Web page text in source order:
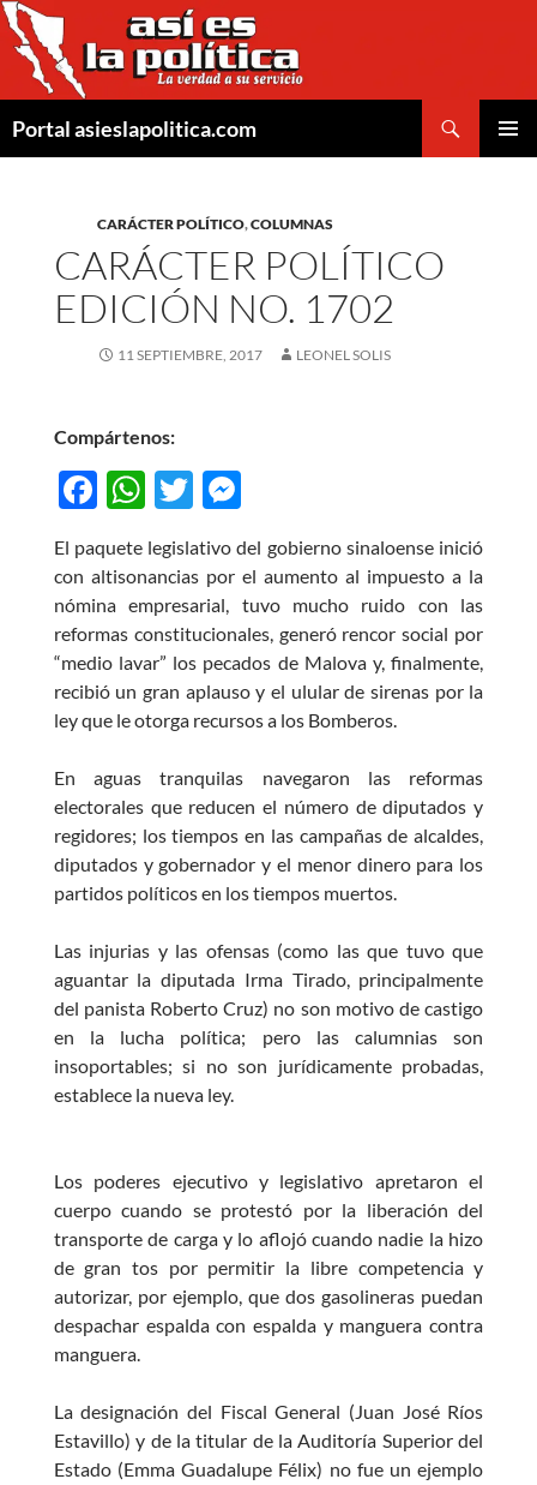
Saltar
al
contenido
Portal asieslapolitica.com
CARÁCTER POLÍTICO,COLUMNAS
CARÁCTER POLÍTICO
EDICIÓN NO. 1702
11 SEPTIEMBRE, 2017 LEONEL SOLIS
Compártenos:
F
e
b
o
o
k
W
at
s
A
p
p
T
itt
er
M
se
n
g
er
El paquete legislativo del gobierno sinaloense inició
con altisonancias por el aumento al impuesto a la
nómina empresarial, tuvo mucho ruido con las
reformas constitucionales, generó rencor social por
“medio lavar” los pecados de Malova y, finalmente,
recibió un gran aplauso y el ulular de sirenas por la
ley que le otorga recursos a los Bomberos.
En aguas tranquilas navegaron las reformas
electorales que reducen el número de diputados y
regidores; los tiempos en las campañas de alcaldes,
diputados y gobernador y el menor dinero para los
partidos políticos en los tiempos muertos.
Las injurias y las ofensas (como las que tuvo que
aguantar la diputada Irma Tirado, principalmente
del panista Roberto Cruz) no son motivo de castigo
en la lucha política; pero las calumnias son
insoportables; si no son jurídicamente probadas,
establece la nueva ley.
Los poderes ejecutivo y legislativo apretaron el
cuerpo cuando se protestó por la liberación del
transporte de carga y lo aflojó cuando nadie la hizo
de gran tos por permitir la libre competencia y
autorizar, por ejemplo, que dos gasolineras puedan
despachar espalda con espalda y manguera contra
manguera.
La designación del Fiscal General (Juan José Ríos
Estavillo) y de la titular de la Auditoría Superior del
Estado (Emma Guadalupe Félix) no fue un ejemplo